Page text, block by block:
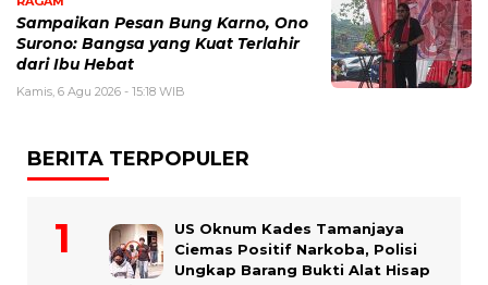
Sampaikan Pesan Bung Karno, Ono
Surono: Bangsa yang Kuat Terlahir
dari Ibu Hebat
Kamis, 6 Agu 2026 - 15:18 WIB
BERITA TERPOPULER
US Oknum Kades Tamanjaya
Ciemas Positif Narkoba, Polisi
Ungkap Barang Bukti Alat Hisap